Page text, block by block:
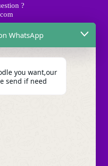
?
WhatsApp
you want,our
send if need